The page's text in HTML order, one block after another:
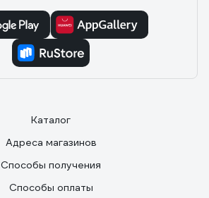
Каталог
Адреса магазинов
Способы получения
Способы оплаты